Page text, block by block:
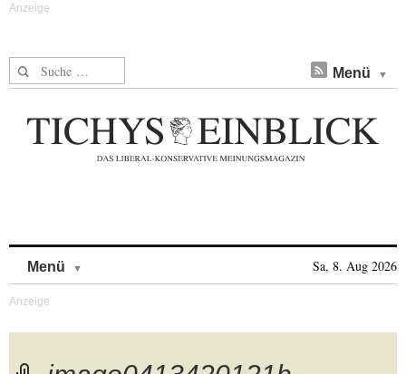
Suche nach: Menü
Menü Sa, 8. Aug 2026